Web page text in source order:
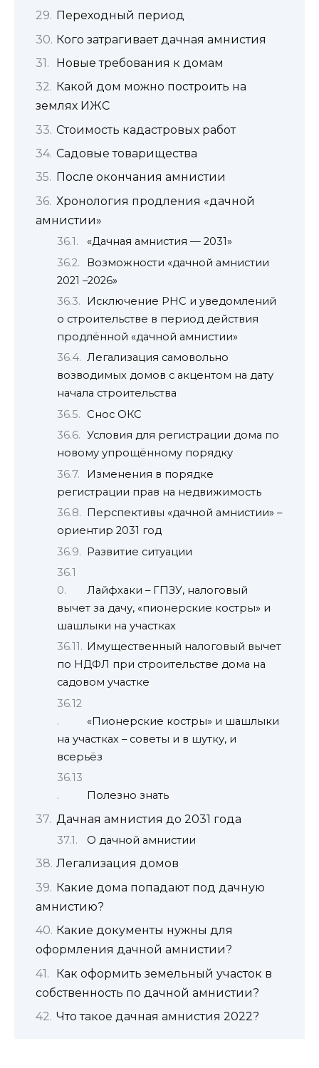
Переходный период
Кого затрагивает дачная амнистия
Новые требования к домам
Какой дом можно построить на
землях ИЖС
Стоимость кадастровых работ
Садовые товарищества
После окончания амнистии
Хронология продления «дачной
амнистии»
«Дачная амнистия — 2031»
Возможности «дачной амнистии
2021 –2026»
Исключение РНС и уведомлений
о строительстве в период действия
продлённой «дачной амнистии»
Легализация самовольно
возводимых домов с акцентом на дату
начала строительства
Снос ОКС
Условия для регистрации дома по
новому упрощённому порядку
Изменения в порядке
регистрации прав на недвижимость
Перспективы «дачной амнистии» –
ориентир 2031 год
Развитие ситуации
Лайфхаки – ГПЗУ, налоговый
вычет за дачу, «пионерские костры» и
шашлыки на участках
Имущественный налоговый вычет
по НДФЛ при строительстве дома на
садовом участке
«Пионерские костры» и шашлыки
на участках – советы и в шутку, и
всерьёз
Полезно знать
Дачная амнистия до 2031 года
О дачной амнистии
Легализация домов
Какие дома попадают под дачную
амнистию?
Какие документы нужны для
оформления дачной амнистии?
Как оформить земельный участок в
собственность по дачной амнистии?
Что такое дачная амнистия 2022?